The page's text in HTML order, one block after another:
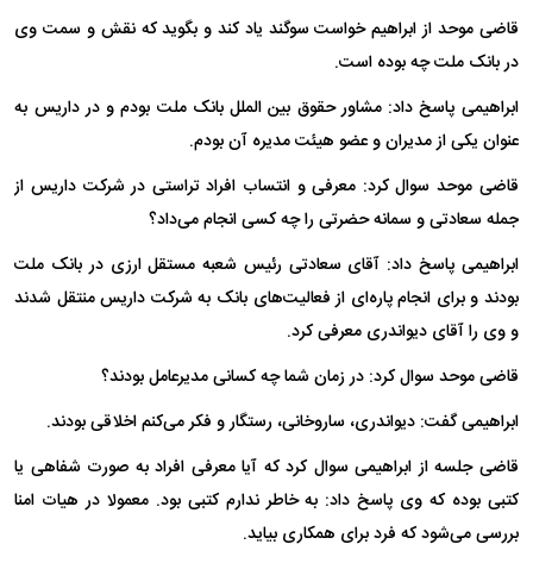
قاضی موحد از ابراهیم خواست سوگند یاد کند و بگوید که نقش و سمت وی
در بانک ملت چه بوده است.
ابراهیمی پاسخ داد: مشاور حقوق بین الملل بانک ملت بودم و در داریس به
عنوان یکی از مدیران و عضو هیئت مدیره آن بودم.
قاضی موحد سوال کرد: معرفی و انتساب افراد تراستی در شرکت داریس از
جمله سعادتی و سمانه حضرتی را چه کسی انجام می‌داد؟
ابراهیمی پاسخ داد: آقای سعادتی رئیس شعبه مستقل ارزی در بانک ملت
بودند و برای انجام پاره‌ای از فعالیت‌های بانک به شرکت داریس منتقل شدند
و وی را آقای دیواندری معرفی کرد.
قاضی موحد سوال کرد: در زمان شما چه کسانی مدیرعامل بودند؟
ابراهیمی گفت: دیواندری، ساروخانی، رستگار و فکر می‌کنم اخلاقی بودند.
قاضی جلسه از ابراهیمی سوال کرد که آیا معرفی افراد به صورت شفاهی یا
کتبی بوده که وی پاسخ داد:‌ به خاطر ندارم کتبی بود. معمولا در هیات امنا
بررسی می‌شود که فرد برای همکاری بیاید.